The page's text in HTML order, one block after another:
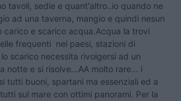
tavoli, sedie e quant'altro..io quando ne
ad una taverna, mangio e quindi nesun
carico e scarico acqua.Acqua la trovi
frequenti nei paesi, stazioni di
scarico necessita rivolgersi ad un
notte e si risolve...AA molto rare... i
tutti buoni, spartani ma essenziali ed a
sul mare con ottimi panorami. Per la